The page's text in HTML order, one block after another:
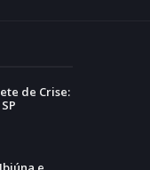
de Crise: